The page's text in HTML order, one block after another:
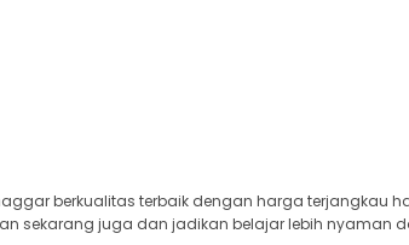
berkualitas terbaik dengan harga terjangkau
sekarang juga dan jadikan belajar lebih nyaman